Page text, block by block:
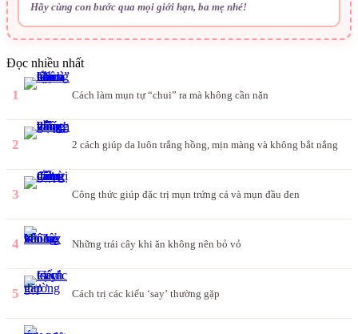
Hãy cùng con bước qua mọi giới hạn, ba mẹ nhé!
Đọc nhiều nhất
1 Cách làm mụn tự “chui” ra mà không cần nặn
2 2 cách giúp da luôn trắng hồng, mịn màng và không bắt nắng
3 Công thức giúp đặc trị mụn trứng cá và mụn đầu đen
4 Những trái cây khi ăn không nên bỏ vỏ
5 Cách trị các kiểu ‘say’ thường gặp